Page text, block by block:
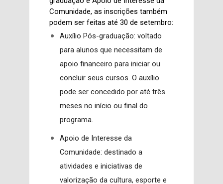
Comunidade, as inscrições também
podem ser feitas até 30 de setembro:
Auxílio Pós-graduação: voltado
para alunos que necessitam de
apoio financeiro para iniciar ou
concluir seus cursos. O auxílio
pode ser concedido por até três
meses no início ou final do
programa.
Apoio de Interesse da
Comunidade: destinado a
atividades e iniciativas de
valorização da cultura, esporte e